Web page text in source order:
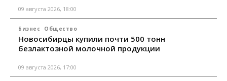
09 августа 2026, 18:00
Бизнес Общество
Новосибирцы купили почти 500 тонн
безлактозной молочной продукции
09 августа 2026, 17:00